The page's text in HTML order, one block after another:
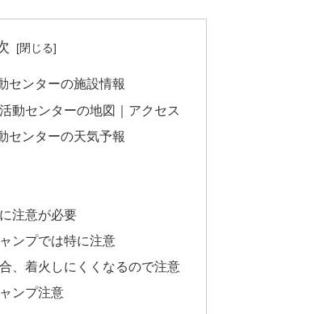
センターの施設情報
動センターの地図｜アクセス
センターの天気予報
注意が必要
ンプでは特に注意
、着火しにくくなるので注意
ンプ注意